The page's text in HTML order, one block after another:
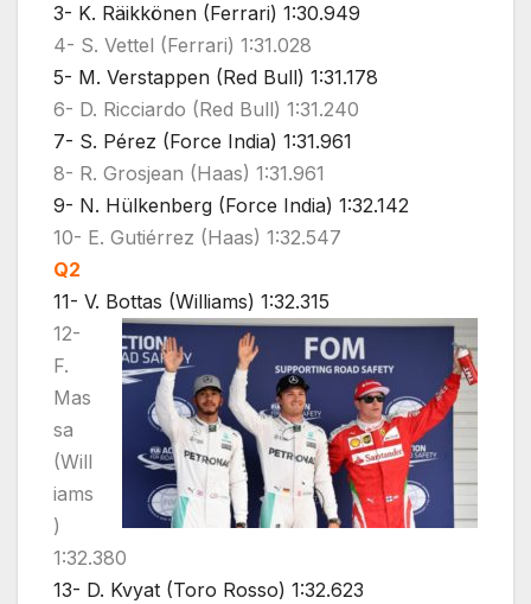
3- K. Räikkönen (Ferrari) 1:30.949
4- S. Vettel (Ferrari) 1:31.028
5- M. Verstappen (Red Bull) 1:31.178
6- D. Ricciardo (Red Bull) 1:31.240
7- S. Pérez (Force India) 1:31.961
8- R. Grosjean (Haas) 1:31.961
9- N. Hülkenberg (Force India) 1:32.142
10- E. Gutiérrez (Haas) 1:32.547
Q2
11- V. Bottas (Williams) 1:32.315
12-
F.
Mas
sa
(Will
iams
)
1:32.380
13- D. Kvyat (Toro Rosso) 1:32.623